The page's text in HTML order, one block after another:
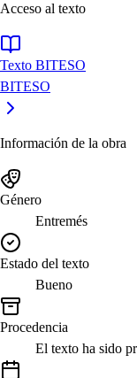
Acceso al texto
Texto BITESO
BITESO
Información de la obra
Género
Entremés
Estado del texto
Bueno
Procedencia
El texto ha sido